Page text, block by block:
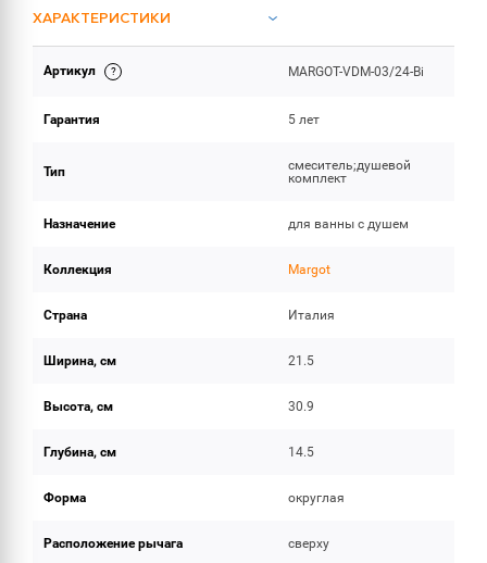
ХАРАКТЕРИСТИКИ
ОБЪЕМ ПОСТАВКИ
Артикул MARGOT-VDM-03/24-Bi
Гарантия 5 лет
Тип
смеситель;душевой
комплект
Назначение для ванны с душем
Коллекция Margot
Страна Италия
Ширина, см 21.5
Высота, см 30.9
Глубина, см 14.5
Форма округлая
Расположение рычага сверху